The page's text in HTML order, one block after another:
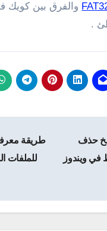
والفرق بين كويك
.
حذف
ويندوز
طريقة
للملفات